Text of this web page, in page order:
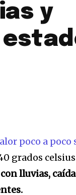
y
poco a poco
grados
lluvias,